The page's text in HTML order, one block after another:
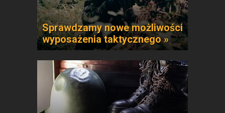
Sprawdzamy nowe możliwości
wyposażenia taktycznego »